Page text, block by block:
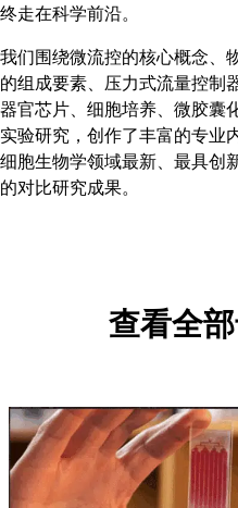
终走在科学前沿。
我们围绕微流控的核心概念、
的组成要素、压力式流量控制
器官芯片、细胞培养、微胶囊
实验研究，创作了丰富的专业
细胞生物学领域最新、最具创
的对比研究成果。
查看全